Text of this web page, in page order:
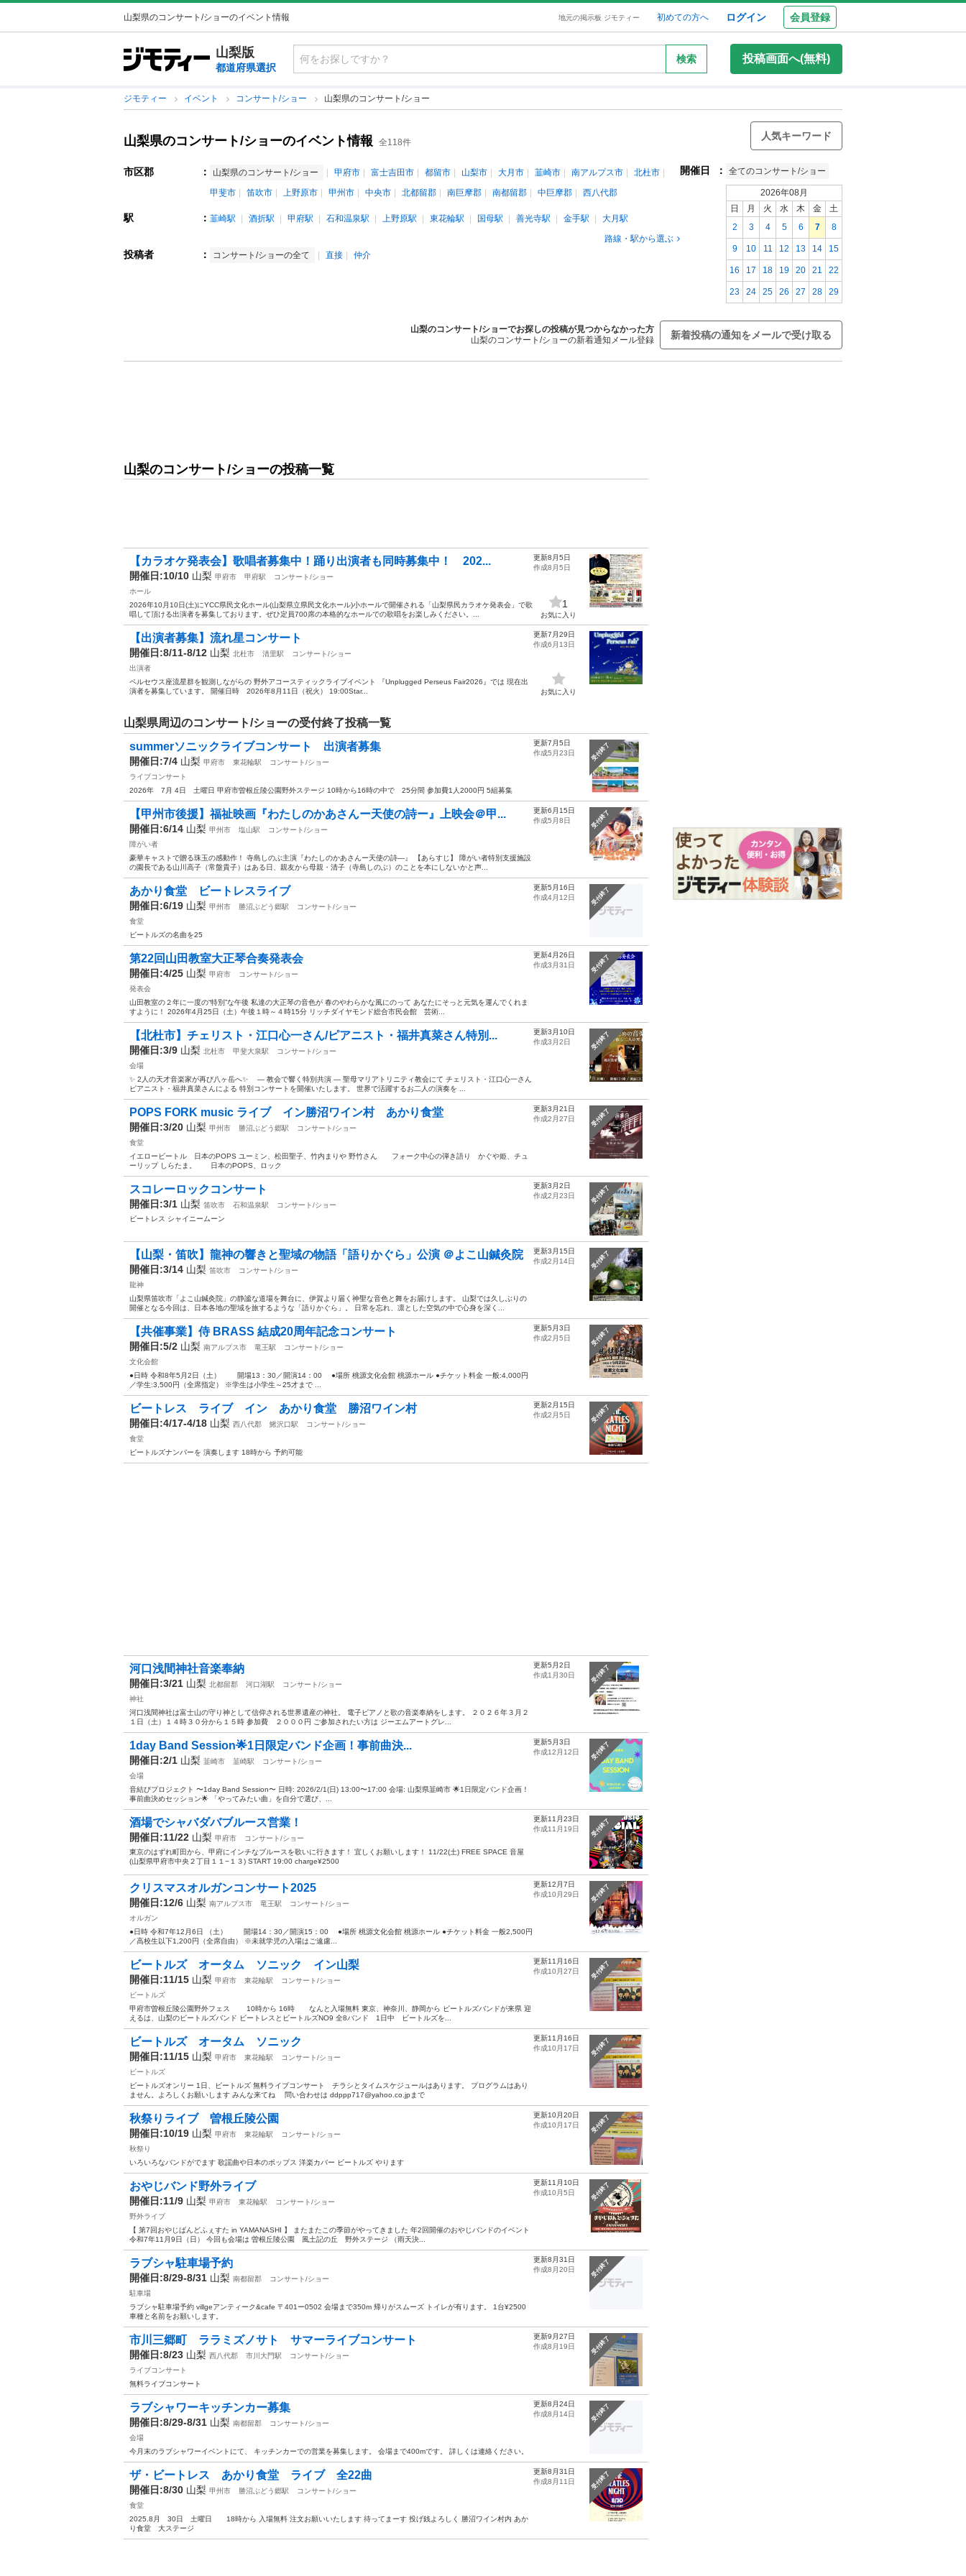
山梨県のコンサート/ショーのイベント情報 地元の掲示板 ジモティー 初めての方へ ログイン 会員登録
山梨版
都道府県選択
検索 投稿画面へ(無料)
ジモティー イベント コンサート/ショー 山梨県のコンサート/ショー
山梨県のコンサート/ショーのイベント情報 全118件
人気キーワード
市区郡 ： 山梨県のコンサート/ショー 甲府市 富士吉田市 都留市 山梨市 大月市 韮崎市 南アルプス市
北杜市
甲斐市
笛吹市 上野原市 甲州市 中央市 北都留郡 南巨摩郡 南都留郡 中巨摩郡 西八代郡
駅 ： 韮崎駅 酒折駅 甲府駅 石和温泉駅 上野原駅 東花輪駅 国母駅 善光寺駅 金手駅
大月駅
路線・駅から選ぶ
投稿者 ： コンサート/ショーの全て 直接 仲介
開催日 ： 全てのコンサート/ショー
2026年08月
日
月 火 水 木 金
土
2
3 4 5 6 7 8
9 10 11 12 13 14 15
16 17 18 19 20 21 22
23 24 25 26 27 28 29
山梨のコンサート/ショーでお探しの投稿が見つからなかった方
山梨のコンサート/ショーの新着通知メール登録
新着投稿の通知をメールで受け取る
山梨のコンサート/ショーの投稿一覧
【カラオケ発表会】歌唱者募集中！踊り出演者も同時募集中！ 202...
開催日:10/10 山梨 甲府市 甲府駅
コンサート/ショー
ホール
2026年10月10日(土)にYCC県民文化ホール(山梨県立県民文化ホール)小ホールで開催される「山梨県民カラオケ発表会」で歌
唱して頂ける出演者を募集しております。ぜひ定員700席の本格的なホールでの歌唱をお楽しみください。...
更新8月5日
作成8月5日
1
お気に入り
【出演者募集】流れ星コンサート
開催日:8/11-8/12 山梨 北杜市 清里駅
コンサート/ショー
出演者
ペルセウス座流星群を観測しながらの 野外アコースティックライブイベント 『Unplugged Perseus Fair2026』では 現在出
演者を募集しています。 開催日時 2026年8月11日（祝火） 19:00Star...
更新7月29日
作成6月13日
お気に入り
山梨県周辺のコンサート/ショーの受付終了投稿一覧
受付終了
summerソニックライブコンサート 出演者募集
開催日:7/4 山梨 甲府市 東花輪駅
コンサート/ショー
ライブコンサート
2026年 7月 4日 土曜日 甲府市曽根丘陵公園野外ステージ 10時から16時の中で 25分間 参加費1人2000円 5組募集
更新7月5日
作成5月23日
受付終了
【甲州市後援】福祉映画『わたしのかあさんー天使の詩ー』上映会＠甲...
開催日:6/14 山梨 甲州市 塩山駅
コンサート/ショー
障がい者
豪華キャストで贈る珠玉の感動作！ 寺島しのぶ主演『わたしのかあさんー天使の詩―』 【あらすじ】 障がい者特別支援施設
の園長である山川高子（常盤貴子）はある日、親友から母親・清子（寺島しのぶ）のことを本にしないかと声...
更新6月15日
作成5月8日
受付終了
あかり食堂 ビートレスライブ
開催日:6/19 山梨 甲州市 勝沼ぶどう郷駅
コンサート/ショー
食堂
ビートルズの名曲を25
更新5月16日
作成4月12日
受付終了
第22回山田教室大正琴合奏発表会
開催日:4/25 山梨 甲府市
コンサート/ショー
発表会
山田教室の２年に一度の“特別”な午後 私達の大正琴の音色が 春のやわらかな風にのって あなたにそっと元気を運んでくれま
すように！ 2026年4月25日（土）午後１時～４時15分 リッチダイヤモンド総合市民会館 芸術...
更新4月26日
作成3月31日
受付終了
【北杜市】チェリスト・江口心一さん/ピアニスト・福井真菜さん特別...
開催日:3/9 山梨 北杜市 甲斐大泉駅
コンサート/ショー
会場
✨ 2人の天才音楽家が再び八ヶ岳へ✨ ― 教会で響く特別共演 ― 聖母マリアトリニティ教会にて チェリスト・江口心一さん
ピアニスト・福井真菜さんによる 特別コンサートを開催いたします。 世界で活躍するお二人の演奏を ...
更新3月10日
作成3月2日
受付終了
POPS FORK music ライブ イン勝沼ワイン村 あかり食堂
開催日:3/20 山梨 甲州市 勝沼ぶどう郷駅
コンサート/ショー
食堂
イエロービートル 日本のPOPS ユーミン、松田聖子、竹内まりや 野竹さん フォーク中心の弾き語り かぐや姫、チュ
ーリップ しらたま。 日本のPOPS、ロック
更新3月21日
作成2月27日
受付終了
スコレーロックコンサート
開催日:3/1 山梨 笛吹市 石和温泉駅
コンサート/ショー
ビートレス シャイニームーン
更新3月2日
作成2月23日
受付終了
【山梨・笛吹】龍神の響きと聖域の物語「語りかぐら」公演 ＠よこ山鍼灸院
開催日:3/14 山梨 笛吹市
コンサート/ショー
龍神
山梨県笛吹市「よこ山鍼灸院」の静謐な道場を舞台に、伊賀より届く神聖な音色と舞をお届けします。 山梨では久しぶりの
開催となる今回は、日本各地の聖域を旅するような「語りかぐら」。 日常を忘れ、凛とした空気の中で心身を深く...
更新3月15日
作成2月14日
受付終了
【共催事業】侍 BRASS 結成20周年記念コンサート
開催日:5/2 山梨 南アルプス市 竜王駅
コンサート/ショー
文化会館
●日時 令和8年5月2日（土） 開場13：30／開演14：00 ●場所 桃源文化会館 桃源ホール ●チケット料金 一般:4,000円
／学生:3,500円（全席指定） ※学生は小学生～25才まで ...
更新5月3日
作成2月5日
受付終了
ビートレス ライブ イン あかり食堂 勝沼ワイン村
開催日:4/17-4/18 山梨 西八代郡 鰍沢口駅
コンサート/ショー
食堂
ビートルズナンバーを 演奏します 18時から 予約可能
更新2月15日
作成2月5日
受付終了
河口浅間神社音楽奉納
開催日:3/21 山梨 北都留郡 河口湖駅
コンサート/ショー
神社
河口浅間神社は富士山の守り神として信仰される世界遺産の神社。 電子ピアノと歌の音楽奉納をします。 ２０２６年３月２
１日（土）１４時３０分から１５時 参加費 ２０００円 ご参加されたい方は ジーエムアートグレ...
更新5月2日
作成1月30日
受付終了
1day Band Session🌟1日限定バンド企画！事前曲決...
開催日:2/1 山梨 韮崎市 韮崎駅
コンサート/ショー
会場
音結びプロジェクト 〜1day Band Session〜 日時: 2026/2/1(日) 13:00〜17:00 会場: 山梨県韮崎市 🌟1日限定バンド企画！
事前曲決めセッション🌟 「やってみたい曲」を自分で選び、...
更新5月3日
作成12月12日
受付終了
酒場でシャバダバブルース営業！
開催日:11/22 山梨 甲府市
コンサート/ショー
東京のはずれ町田から、甲府にインチなブルースを歌いに行きます！ 宜しくお願いします！ 11/22(土) FREE SPACE 音屋
(山梨県甲府市中央２丁目１１−１３) START 19:00 charge¥2500
更新11月23日
作成11月19日
受付終了
クリスマスオルガンコンサート2025
開催日:12/6 山梨 南アルプス市 竜王駅
コンサート/ショー
オルガン
●日時 令和7年12月6日 （土） 開場14：30／開演15：00 ●場所 桃源文化会館 桃源ホール ●チケット料金 一般2,500円
／高校生以下1,200円（全席自由） ※未就学児の入場はご遠慮...
更新12月7日
作成10月29日
受付終了
ビートルズ オータム ソニック イン山梨
開催日:11/15 山梨 甲府市 東花輪駅
コンサート/ショー
ビートルズ
甲府市曽根丘陵公園野外フェス 10時から 16時 なんと入場無料 東京、神奈川、静岡から ビートルズバンドが来県 迎
えるは、山梨のビートルズバンド ビートレスとビートルズNO9 全8バンド 1日中 ビートルズを...
更新11月16日
作成10月27日
受付終了
ビートルズ オータム ソニック
開催日:11/15 山梨 甲府市 東花輪駅
コンサート/ショー
ビートルズ
ビートルズオンリー 1日、ビートルズ 無料ライブコンサート チラシとタイムスケジュールはあります。 プログラムはあり
ません。よろしくお願いします みんな来てね 問い合わせは ddppp717@yahoo.co.jpまで
更新11月16日
作成10月17日
受付終了
秋祭りライブ 曽根丘陵公園
開催日:10/19 山梨 甲府市 東花輪駅
コンサート/ショー
秋祭り
いろいろなバンドがでます 歌謡曲や日本のポップス 洋楽カバー ビートルズ やります
更新10月20日
作成10月17日
受付終了
おやじバンド野外ライブ
開催日:11/9 山梨 甲府市 東花輪駅
コンサート/ショー
野外ライブ
【 第7回おやじばんどふぇすた in YAMANASHI 】 またまたこの季節がやってきました 年2回開催のおやじバンドのイベント
令和7年11月9日（日） 今回も会場は 曽根丘陵公園 風土記の丘 野外ステージ （雨天決...
更新11月10日
作成10月5日
受付終了
ラブシャ駐車場予約
開催日:8/29-8/31 山梨 南都留郡
コンサート/ショー
駐車場
ラブシャ駐車場予約 villgeアンティーク&cafe 〒401ー0502 会場まで350m 帰りがスムーズ トイレが有ります。 1台¥2500
車種と名前をお願いします。
更新8月31日
作成8月20日
受付終了
市川三郷町 ララミズノサト サマーライブコンサート
開催日:8/23 山梨 西八代郡 市川大門駅
コンサート/ショー
ライブコンサート
無料ライブコンサート
更新9月27日
作成8月19日
受付終了
ラブシャワーキッチンカー募集
開催日:8/29-8/31 山梨 南都留郡
コンサート/ショー
会場
今月末のラブシャワーイベントにて、 キッチンカーでの営業を募集します。 会場まで400mです。 詳しくは連絡ください。
更新8月24日
作成8月14日
受付終了
ザ・ビートレス あかり食堂 ライブ 全22曲
開催日:8/30 山梨 甲州市 勝沼ぶどう郷駅
コンサート/ショー
食堂
2025.8月 30日 土曜日 18時から 入場無料 注文お願いいたします 待ってまーす 投げ銭よろしく 勝沼ワイン村内 あか
り食堂 大ステージ
更新8月31日
作成8月11日